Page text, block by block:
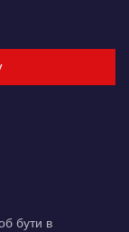
бути в